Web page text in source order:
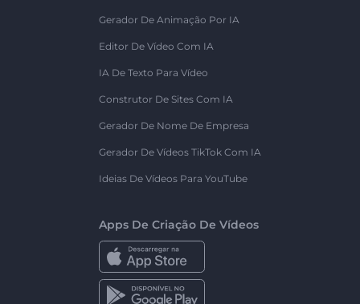
Gerador De Animação Por IA
Editor De Vídeo Com IA
IA De Texto Para Vídeo
Construtor De Sites Com IA
Gerador De Nome De Empresa
Gerador De Vídeos TikTok Com IA
Ideias De Vídeos Para YouTube
Apps De Criação De Vídeos